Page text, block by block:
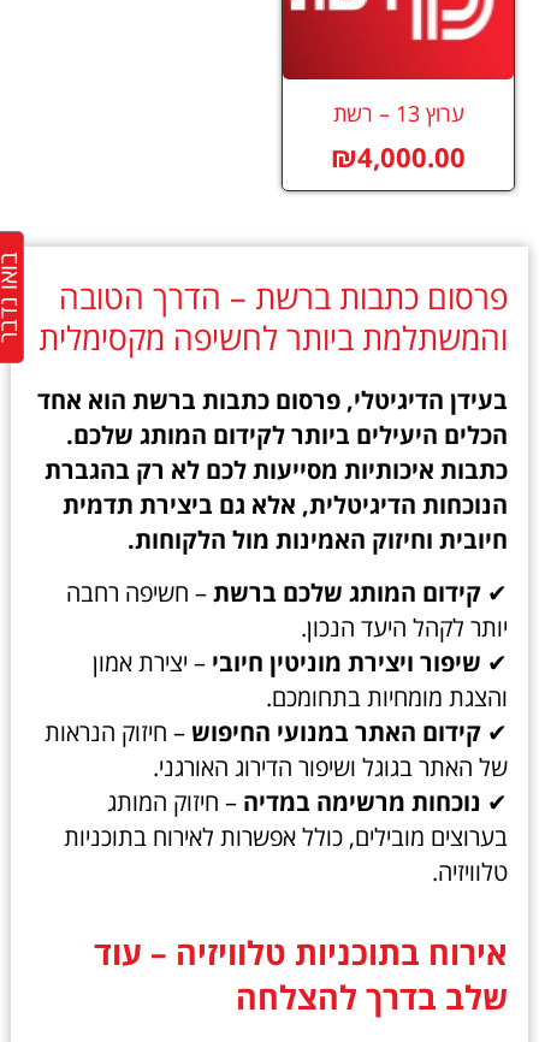
ערוץ 13 – רשת
₪4,000.00
פרסום כתבות ברשת – הדרך הטובה
והמשתלמת ביותר לחשיפה מקסימלית
בעידן הדיגיטלי, פרסום כתבות ברשת הוא אחד
הכלים היעילים ביותר לקידום המותג שלכם.
כתבות איכותיות מסייעות לכם לא רק בהגברת
הנוכחות הדיגיטלית, אלא גם ביצירת תדמית
חיובית וחיזוק האמינות מול הלקוחות.
✔ קידום המותג שלכם ברשת– חשיפה רחבה
יותר לקהל היעד הנכון.
✔ שיפור ויצירת מוניטין חיובי – יצירת אמון
והצגת מומחיות בתחומכם.
✔ קידום האתר במנועי החיפוש – חיזוק הנראות
של האתר בגוגל ושיפור הדירוג האורגני.
✔ נוכחות מרשימה במדיה – חיזוק המותג
בערוצים מובילים, כולל אפשרות לאירוח בתוכניות
טלוויזיה.
אירוח בתוכניות טלוויזיה – עוד
שלב בדרך להצלחה